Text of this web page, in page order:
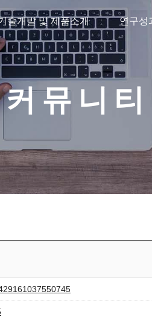
술개발 및 제품소개 연구성
커뮤니티